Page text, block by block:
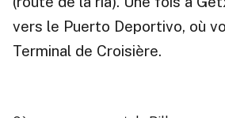
vers le Puerto Deportivo, où
Terminal de Croisière.